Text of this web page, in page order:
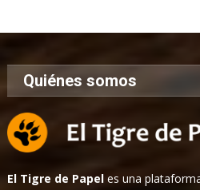
Quiénes somos
El Tigre de Papel es una